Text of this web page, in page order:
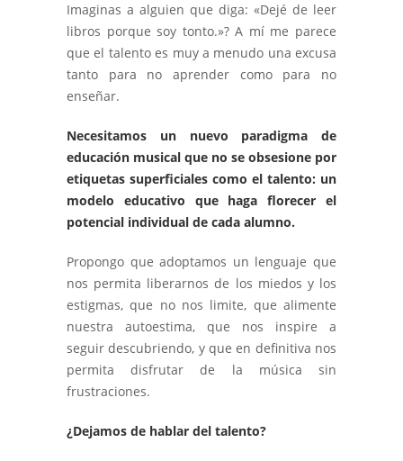
Imaginas a alguien que diga: «Dejé de leer
libros porque soy tonto.»? A mí me parece
que el talento es muy a menudo una excusa
tanto para no aprender como para no
enseñar.
Necesitamos un nuevo paradigma de
educación musical que no se obsesione por
etiquetas superficiales como el talento: un
modelo educativo que haga florecer el
potencial individual de cada alumno.
Propongo que adoptamos un lenguaje que
nos permita liberarnos de los miedos y los
estigmas, que no nos limite, que alimente
nuestra autoestima, que nos inspire a
seguir descubriendo, y que en definitiva nos
permita disfrutar de la música sin
frustraciones.
¿Dejamos de hablar del talento?